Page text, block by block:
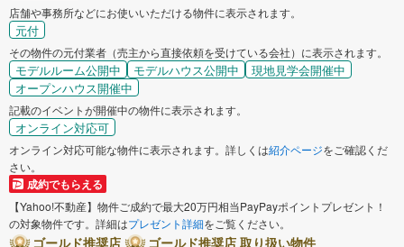
店舗や事務所などにお使いいただける物件に表示されます。
元付
その物件の元付業者（売主から直接依頼を受けている会社）に表示されます。
モデルルーム公開中 モデルハウス公開中
現地見学会開催中
オープンハウス開催中
記載のイベントが開催中の物件に表示されます。
オンライン対応可
オンライン対応可能な物件に表示されます。詳しくは紹介ページをご確認くだ
さい。
成約でもらえる
【Yahoo!不動産】物件ご成約で最大20万円相当PayPayポイントプレゼント！
の対象物件です。詳細はプレゼント詳細をご覧ください。
ゴールド推奨店
ゴールド推奨店 取り扱い物件